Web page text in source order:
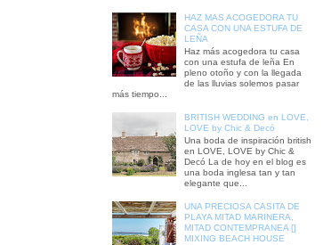
HAZ MAS ACOGEDORA TU
CASA CON UNA ESTUFA DE
LEÑA
Haz más acogedora tu casa
con una estufa de leña En
pleno otoño y con la llegada
de las lluvias solemos pasar
más tiempo...
BRITISH WEDDING en LOVE,
LOVE by Chic & Decó
Una boda de inspiración british
en LOVE, LOVE by Chic &
Decó La de hoy en el blog es
una boda inglesa tan y tan
elegante que...
UNA PRECIOSA CASITA DE
PLAYA MITAD MARINERA,
MITAD CONTEMPRANEA []
MIXING BEACH HOUSE